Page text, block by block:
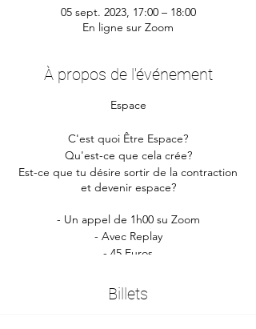
05 sept. 2023, 17:00 – 18:00
En ligne sur Zoom
À propos de l'événement
Espace
C'est quoi Être Espace?
Qu'est-ce que cela crée?
Est-ce que tu désire sortir de la contraction
et devenir espace?
- Un appel de 1h00 su Zoom
- Avec Replay
- 45 Euros
- Outils Access Consciousness
Billets